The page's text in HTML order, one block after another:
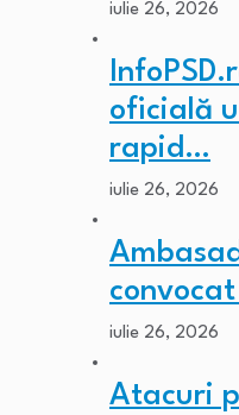
iulie 26, 2026
oficială
rapid…
iulie 26, 2026
iulie 26, 2026
Atacuri